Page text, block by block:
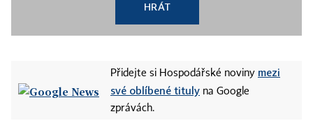
HRÁT
Přidejte si Hospodářské noviny mezi
své oblíbené tituly na Google
zprávách.